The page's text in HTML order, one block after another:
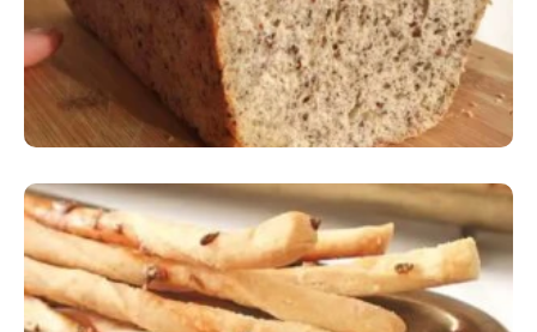
Comer Bem: Palitinhos De Cebola E Salsa